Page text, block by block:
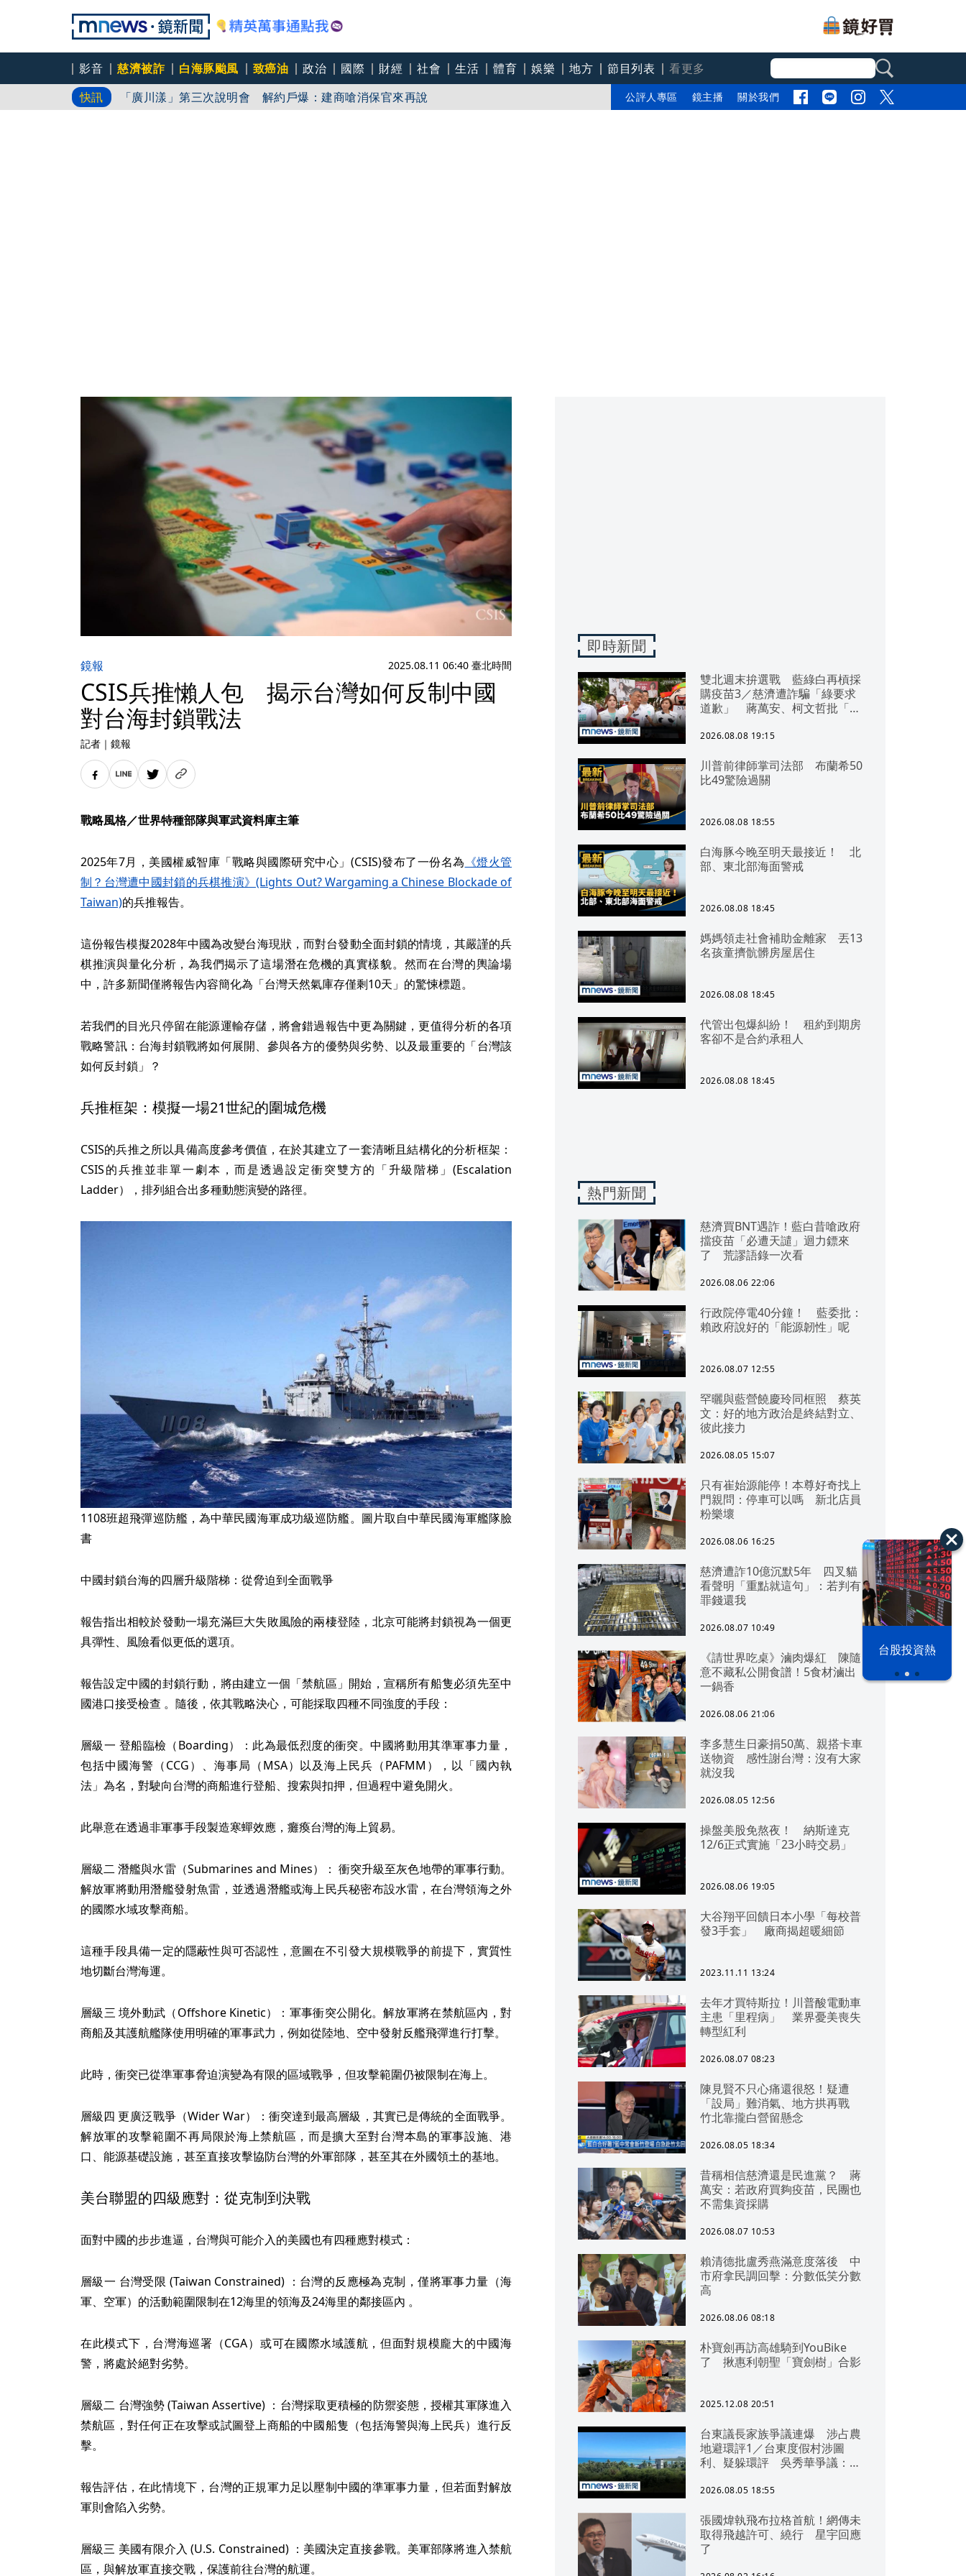
影音 慈濟被詐 白海豚颱風 致癌油 政治 國際 財經 社會 生活 體育 娛樂 地方 節目列表
看更多
快訊
代管出包爆糾紛！ 租約到期房客卻不是合約承租人
「廣川漾」第三次說明會 解約戶爆：建商嗆消保官來再說
公評人專區 鏡主播 關於我們
漢光42演習 台股投資熱
鏡報 2025.08.11 06:40 臺北時間
CSIS兵推懶人包 揭示台灣如何反制中國
對台海封鎖戰法
記者 ｜ 鏡報
戰略風格／世界特種部隊與軍武資料庫主筆
2025年7月，美國權威智庫「戰略與國際研究中心」(CSIS)發布了一份名為 《燈火管
制？台灣遭中國封鎖的兵棋推演》(Lights Out? Wargaming a Chinese Blockade of
Taiwan)的兵推報告。
這份報告模擬2028年中國為改變台海現狀，而對台發動全面封鎖的情境，其嚴謹的兵
棋推演與量化分析，為我們揭示了這場潛在危機的真實樣貌。然而在台灣的輿論場
中，許多新聞僅將報告內容簡化為「台灣天然氣庫存僅剩10天」的驚悚標題。
若我們的目光只停留在能源運輸存儲，將會錯過報告中更為關鍵，更值得分析的各項
戰略警訊：台海封鎖戰將如何展開、參與各方的優勢與劣勢、以及最重要的「台灣該
如何反封鎖」？
兵推框架：模擬一場21世紀的圍城危機
CSIS的兵推之所以具備高度參考價值，在於其建立了一套清晰且結構化的分析框架：
CSIS的兵推並非單一劇本，而是透過設定衝突雙方的「升級階梯」(Escalation
Ladder），排列組合出多種動態演變的路徑。
1108班超飛彈巡防艦，為中華民國海軍成功級巡防艦。圖片取自中華民國海軍艦隊臉
書
中國封鎖台海的四層升級階梯：從脅迫到全面戰爭
報告指出相較於發動一場充滿巨大失敗風險的兩棲登陸，北京可能將封鎖視為一個更
具彈性、風險看似更低的選項。
報告設定中國的封鎖行動，將由建立一個「禁航區」開始，宣稱所有船隻必須先至中
國港口接受檢查 。隨後，依其戰略決心，可能採取四種不同強度的手段：
層級一 登船臨檢（Boarding）：此為最低烈度的衝突。中國將動用其準軍事力量，
包括中國海警（CCG）、海事局（MSA）以及海上民兵（PAFMM），以「國內執
法」為名，對駛向台灣的商船進行登船、搜索與扣押，但過程中避免開火。
此舉意在透過非軍事手段製造寒蟬效應，癱瘓台灣的海上貿易。
層級二 潛艦與水雷（Submarines and Mines）： 衝突升級至灰色地帶的軍事行動。
解放軍將動用潛艦發射魚雷，並透過潛艦或海上民兵秘密布設水雷，在台灣領海之外
的國際水域攻擊商船。
這種手段具備一定的隱蔽性與可否認性，意圖在不引發大規模戰爭的前提下，實質性
地切斷台灣海運。
層級三 境外動武（Offshore Kinetic）：軍事衝突公開化。解放軍將在禁航區內，對
商船及其護航艦隊使用明確的軍事武力，例如從陸地、空中發射反艦飛彈進行打擊。
此時，衝突已從準軍事脅迫演變為有限的區域戰爭，但攻擊範圍仍被限制在海上。
層級四 更廣泛戰爭（Wider War）：衝突達到最高層級，其實已是傳統的全面戰爭。
解放軍的攻擊範圍不再局限於海上禁航區，而是擴大至對台灣本島的軍事設施、港
口、能源基礎設施，甚至直接攻擊協防台灣的外軍部隊，甚至其在外國領土的基地。
美台聯盟的四級應對：從克制到決戰
面對中國的步步進逼，台灣與可能介入的美國也有四種應對模式：
層級一 台灣受限 (Taiwan Constrained) ：台灣的反應極為克制，僅將軍事力量（海
軍、空軍）的活動範圍限制在12海里的領海及24海里的鄰接區內 。
在此模式下，台灣海巡署（CGA）或可在國際水域護航，但面對規模龐大的中國海
警，將處於絕對劣勢。
層級二 台灣強勢 (Taiwan Assertive) ：台灣採取更積極的防禦姿態，授權其軍隊進入
禁航區，對任何正在攻擊或試圖登上商船的中國船隻（包括海警與海上民兵）進行反
擊。
報告評估，在此情境下，台灣的正規軍力足以壓制中國的準軍事力量，但若面對解放
軍則會陷入劣勢。
層級三 美國有限介入 (U.S. Constrained) ：美國決定直接參戰。美軍部隊將進入禁航
區，與解放軍直接交戰，保護前往台灣的航運。
即時新聞
雙北週末拚選戰 藍綠白再槓採
購疫苗3／慈濟遭詐騙「綠要求
道歉」 蔣萬安、柯文哲批「擋
2026.08.08 19:15
川普前律師掌司法部 布蘭希50
比49驚險過關
2026.08.08 18:55
白海豚今晚至明天最接近！ 北
部、東北部海面警戒
2026.08.08 18:45
媽媽領走社會補助金離家 丟13
名孩童擠骯髒房屋居住
2026.08.08 18:45
代管出包爆糾紛！ 租約到期房
客卻不是合約承租人
2026.08.08 18:45
熱門新聞
慈濟買BNT遇詐！藍白昔嗆政府
擋疫苗「必遭天譴」迴力鏢來
了 荒謬語錄一次看
2026.08.06 22:06
行政院停電40分鐘！ 藍委批：
賴政府說好的「能源韌性」呢
2026.08.07 12:55
罕曬與藍營饒慶玲同框照 蔡英
文：好的地方政治是終結對立、
彼此接力
2026.08.05 15:07
只有崔始源能停！本尊好奇找上
門親問：停車可以嗎 新北店員
粉樂壞
2026.08.06 16:25
慈濟遭詐10億沉默5年 四叉貓
看聲明「重點就這句」：若判有
罪錢還我
2026.08.07 10:49
《請世界吃桌》滷肉爆紅 陳隨
意不藏私公開食譜！5食材滷出
一鍋香
2026.08.06 21:06
李多慧生日豪捐50萬、親搭卡車
送物資 感性謝台灣：沒有大家
就沒我
2026.08.05 12:56
操盤美股免熬夜！ 納斯達克
12/6正式實施「23小時交易」
2026.08.06 19:05
大谷翔平回饋日本小學「每校普
發3手套」 廠商揭超暖細節
2023.11.11 13:24
去年才買特斯拉！川普酸電動車
主患「里程病」 業界憂美喪失
轉型紅利
2026.08.07 08:23
陳見賢不只心痛還很怒！疑遭
「設局」難消氣、地方拱再戰
竹北靠攏白營留懸念
2026.08.05 18:34
昔稱相信慈濟還是民進黨？ 蔣
萬安：若政府買夠疫苗，民團也
不需集資採購
2026.08.07 10:53
賴清德批盧秀燕滿意度落後 中
市府拿民調回擊：分數低笑分數
高
2026.08.06 08:18
朴寶劍再訪高雄騎到YouBike
了 揪惠利朝聖「寶劍樹」合影
2025.12.08 20:51
台東議長家族爭議連爆 涉占農
地避環評1／台東度假村涉圖
利、疑躲環評 吳秀華爭議：概
2026.08.05 18:55
張國煒執飛布拉格首航！網傳未
取得飛越許可、繞行 星宇回應
了